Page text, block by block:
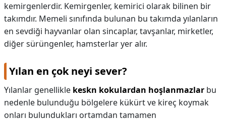
kemirgenlerdir. Kemirgenler, kemirici olarak bilinen bir
takımdır. Memeli sınıfında bulunan bu takımda yılanların
en sevdiği hayvanlar olan sincaplar, tavşanlar, mirketler,
diğer sürüngenler, hamsterlar yer alır.
Yılan en çok neyi sever?
Yılanlar genellikle keskn kokulardan hoşlanmazlar bu
nedenle bulunduğu bölgelere kükürt ve kireç koymak
onları bulundukları ortamdan tamamen